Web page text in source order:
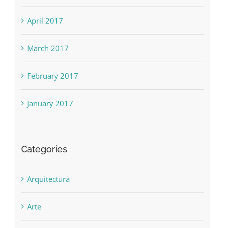
April 2017
March 2017
February 2017
January 2017
Categories
Arquitectura
Arte